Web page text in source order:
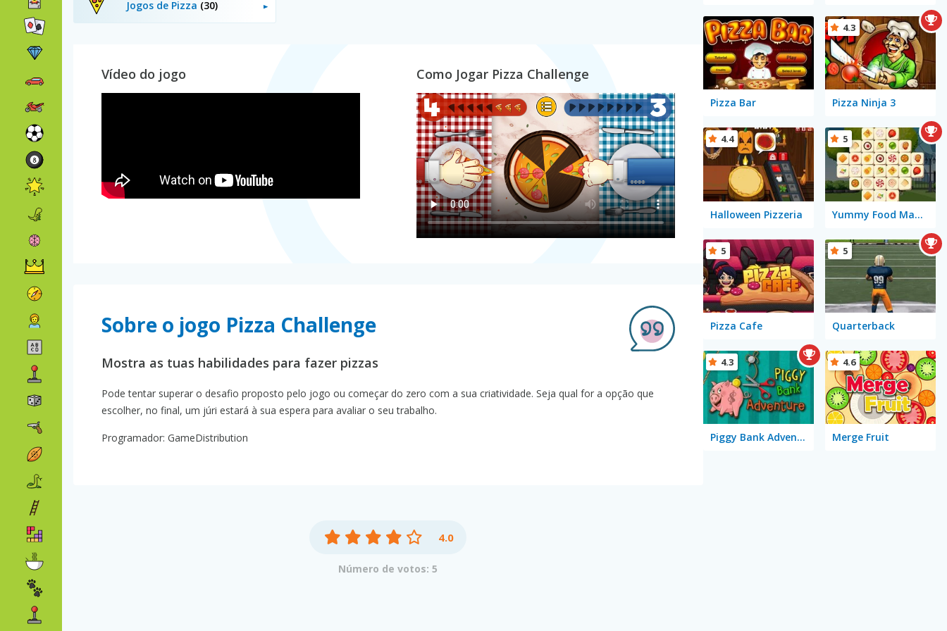
Jogos de Pizza (30)
Vídeo do jogo Como Jogar Pizza Challenge
Sobre o jogo Pizza Challenge
Mostra as tuas habilidades para fazer pizzas
Pode tentar superar o desafio proposto pelo jogo ou começar do zero com a sua criatividade. Seja qual for a opção que
escolher, no final, um júri estará à sua espera para avaliar o seu trabalho.
Programador: GameDistribution
4.0
Número de votos: 5
Pizza Bar Pizza Ninja 3
4.3
Halloween Pizzeria
4.4
Yummy Food Mahjong
5
Pizza Cafe
5
Quarterback
5
Piggy Bank Adventure
4.3
Merge Fruit
4.6